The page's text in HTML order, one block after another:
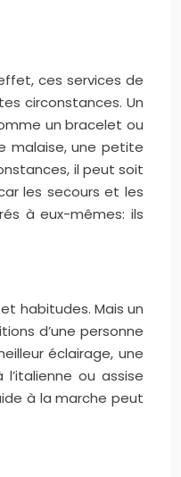
ces services de
circonstances. Un
un bracelet ou
malaise, une petite
il peut soit
les secours et les
à eux-mêmes: ils
habitudes. Mais un
d’une personne
éclairage, une
ou assise
à la marche peut